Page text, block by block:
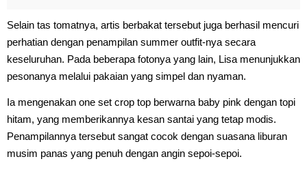
Selain tas tomatnya, artis berbakat tersebut juga berhasil mencuri
perhatian dengan penampilan summer outfit-nya secara
keseluruhan. Pada beberapa fotonya yang lain, Lisa menunjukkan
pesonanya melalui pakaian yang simpel dan nyaman.
Ia mengenakan one set crop top berwarna baby pink dengan topi
hitam, yang memberikannya kesan santai yang tetap modis.
Penampilannya tersebut sangat cocok dengan suasana liburan
musim panas yang penuh dengan angin sepoi-sepoi.